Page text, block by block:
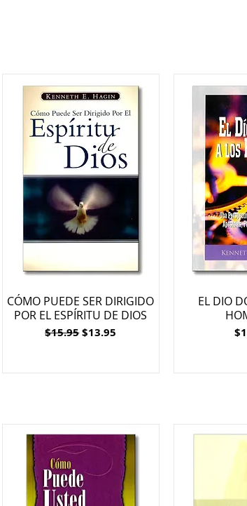
CÓMO PUEDE SER DIRIGIDO
POR EL ESPÍRITU DE DIOS
Regular Price
$15.95Sale Price
$13.95
EL DIO